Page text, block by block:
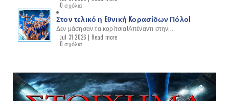
0 σχόλια
Στον τελικό η Eθνική Kορασίδων Πόλο!
Δεν μάσησαν τα κορίτσια!Απέναντι στην...
Jul 31 2026 | Read more
0 σχόλια